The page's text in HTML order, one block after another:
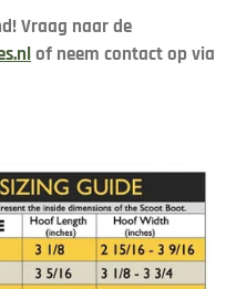
Vraag naar de
of neem contact op via